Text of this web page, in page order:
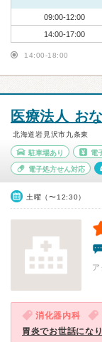
09:00-12:00
14:00-17:00
14:00-18:00
医療法人 お
北海道岩見沢市九条東
駐車場あり 電
電子処方せん対応
土曜（〜12:30）
消化器内科
胃炎でお世話にな